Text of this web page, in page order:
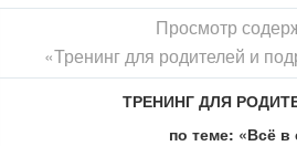
Просмотр
«Тренинг для родителей и
ТРЕНИНГ ДЛЯ
по теме: «Всё